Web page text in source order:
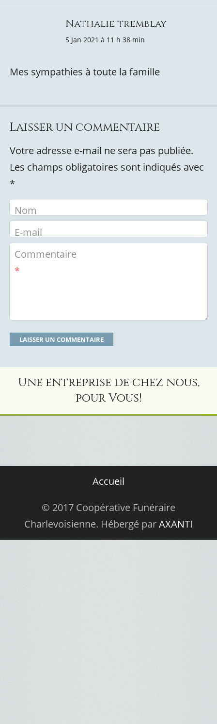
Nathalie tremblay
5 Jan 2021 à 11 h 38 min
Mes sympathies à toute la famille
Laisser un commentaire
Votre adresse e-mail ne sera pas publiée.
Les champs obligatoires sont indiqués avec
*
Nom
E-mail
Commentaire
*
Une entreprise de chez nous,
pour Vous!
Accueil
© 2017 Coopérative Funéraire
Charlevoisienne. Hébergé parAXANTI